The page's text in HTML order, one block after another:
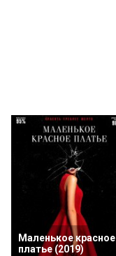
Маленькое красное
платье (2019)